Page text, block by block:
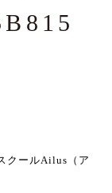
クールAilus（ア